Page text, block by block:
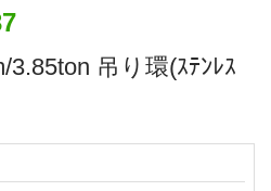
3.85ton 吊り環(ｽﾃﾝﾚｽ